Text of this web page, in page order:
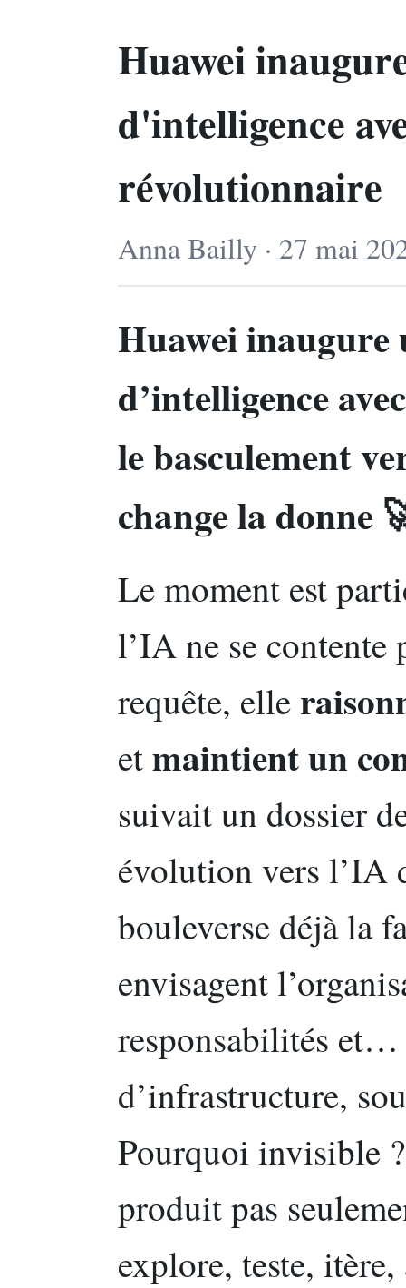
Huawei
d'intelligence
révolutionnaire
Anna Bailly · 27 mai
Huawei inaugure
d’intelligence
le basculement
change la donne
Le moment est
l’IA ne se contente
requête, elle
etmaintient un
suivait un dossier
évolution vers l’IA
bouleverse déjà la
envisagent
responsabilités et…
d’infrastructure,
Pourquoi invisible
produit pas
explore, teste,